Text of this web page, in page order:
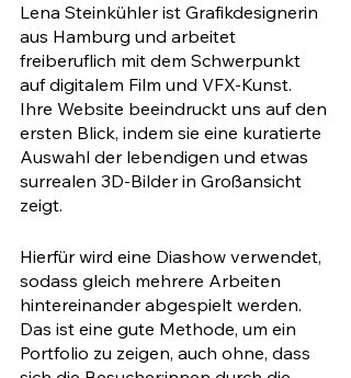
Lena Steinkühler ist Grafikdesignerin
aus Hamburg und arbeitet
freiberuflich mit dem Schwerpunkt
auf digitalem Film und VFX-Kunst.
Ihre Website beeindruckt uns auf den
ersten Blick, indem sie eine kuratierte
Auswahl der lebendigen und etwas
surrealen 3D-Bilder in Großansicht
zeigt.
Hierfür wird eine Diashow verwendet,
sodass gleich mehrere Arbeiten
hintereinander abgespielt werden.
Das ist eine gute Methode, um ein
Portfolio zu zeigen, auch ohne, dass